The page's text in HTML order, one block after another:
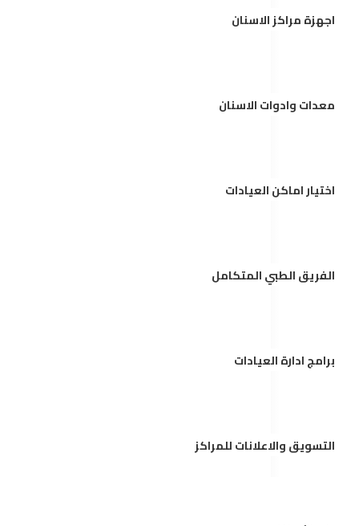
اجهزة مراكز الاسنان
معدات وادوات الاسنان
اختيار اماكن العيادات
الفريق الطبي المتكامل
برامج ادارة العيادات
التسويق والاعلانات للمراكز